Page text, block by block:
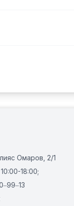
Омаров, 2/1
18:00;